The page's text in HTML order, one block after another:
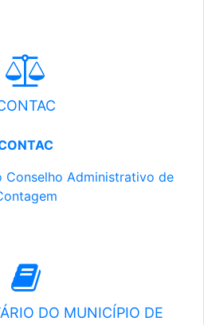
Conselho Administrativo de
DO MUNICÍPIO DE